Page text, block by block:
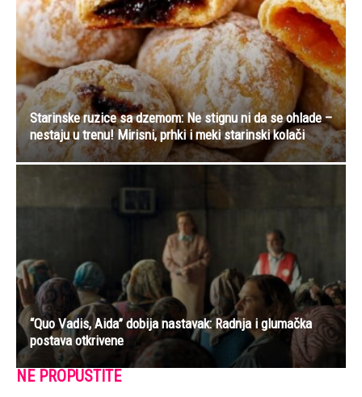
Starinske ruzice sa dzemom: Ne stignu ni da se ohlade –
nestaju u trenu! Mirisni, prhki i meki starinski kolači
“Quo Vadis, Aida” dobija nastavak: Radnja i glumačka
postava otkrivene
NE PROPUSTITE